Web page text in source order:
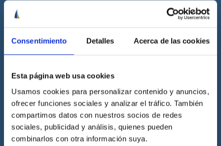
Consentimiento Detalles Acerca de las cookies
Esta página web usa cookies
Usamos cookies para personalizar contenido y anuncios,
ofrecer funciones sociales y analizar el tráfico. También
compartimos datos con nuestros socios de redes
sociales, publicidad y análisis, quienes pueden
combinarlos con otra información suya.
Cenáutica
Escuela náutica
Escuela náutica virtual
Contacta con Cenáutica
Historia de Cenáutica
Trabaja con Cenáutica